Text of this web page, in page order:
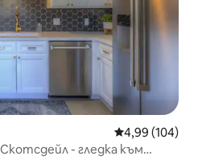
Средна
4,99 (104)
- гледка към